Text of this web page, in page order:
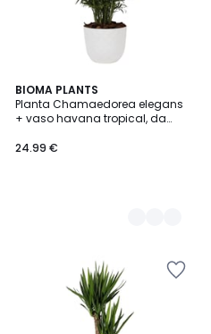
BIOMA PLANTS
Planta Chamaedorea elegans
+ vaso havana tropical, da
24.99 €
2
Cores